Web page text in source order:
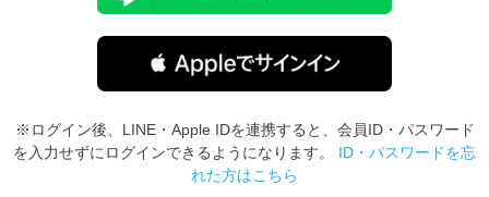
※ログイン後、LINE・Apple IDを連携すると、会員ID・パスワード
を入力せずにログインできるようになります。 ID・パスワードを忘
れた方はこちら